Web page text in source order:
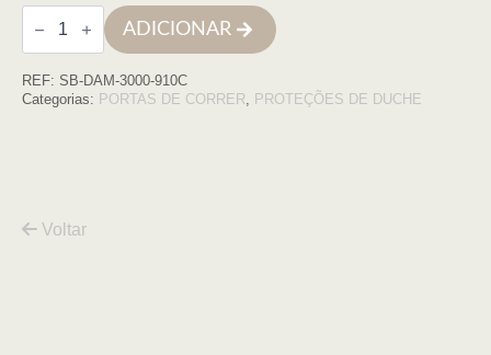
Quantidade
de
Cabine
Damasco
90x100x195
ADICIONAR
REF: SB-DAM-3000-910C
Categorias: PORTAS DE CORRER, PROTEÇÕES DE DUCHE
Voltar